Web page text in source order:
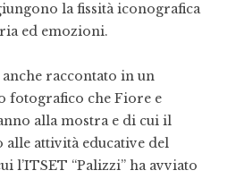
la fissità iconografica
ed emozioni.
anche raccontato in un
fotografico che Fiore e
alla mostra e di cui il
alle attività educative del
l’ITSET “Palizzi” ha avviato